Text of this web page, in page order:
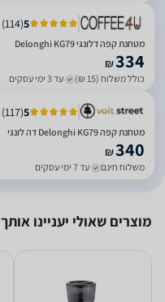
5
(
114
)
מטחנת קפה דלונגי Delonghi KG79
₪334
כולל משלוח (15 ₪) עד 3 ימי עסקים
5
(
117
)
מטחנת קפה Delonghi KG79 דה לונגי
₪340
משלוח חינם עד 7 ימי עסקים
מוצרים שאולי יעניינו אותך